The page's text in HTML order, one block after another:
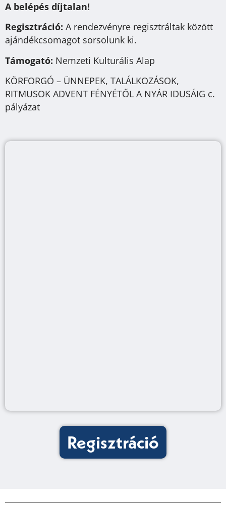
A belépés díjtalan!
Regisztráció: A rendezvényre regisztráltak között
ajándékcsomagot sorsolunk ki.
Támogató: Nemzeti Kulturális Alap
KÖRFORGÓ – ÜNNEPEK, TALÁLKOZÁSOK,
RITMUSOK ADVENT FÉNYÉTŐL A NYÁR IDUSÁIG c.
pályázat
Regisztráció